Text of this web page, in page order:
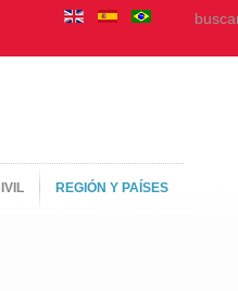
REGIÓN Y PAÍSES